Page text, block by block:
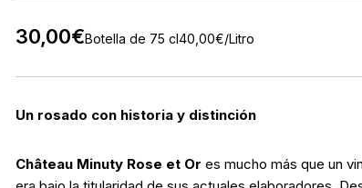
30,00€Botella de 75 cl40,00€/Litro
Un rosado con historia y distinción
Château Minuty Rose et Or es mucho más que un